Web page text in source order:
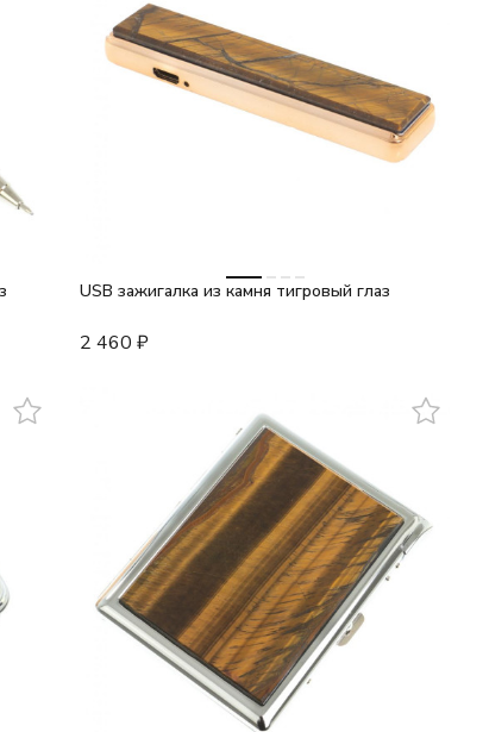
USB зажигалка из камня тигровый глаз
2 460 ₽